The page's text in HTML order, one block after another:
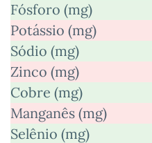
Fósforo (mg)
Potássio (mg)
Sódio (mg)
Zinco (mg)
Cobre (mg)
Manganês (mg)
Selênio (mg)